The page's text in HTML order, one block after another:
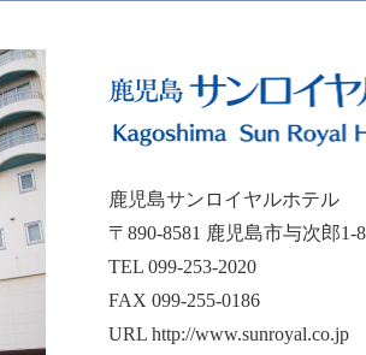
鹿児島サンロイヤルホテル
〒890-8581 鹿児島市与次郎1-
TEL 099-253-2020
FAX 099-255-0186
URL http://www.sunroyal.co.jp